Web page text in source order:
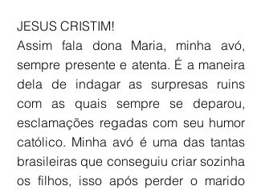
JESUS CRISTIM!
Assim fala dona Maria, minha avó,
sempre presente e atenta. É a maneira
dela de indagar as surpresas ruins
com as quais sempre se deparou,
esclamações regadas com seu humor
católico. Minha avó é uma das tantas
brasileiras que conseguiu criar sozinha
os filhos, isso após perder o marido